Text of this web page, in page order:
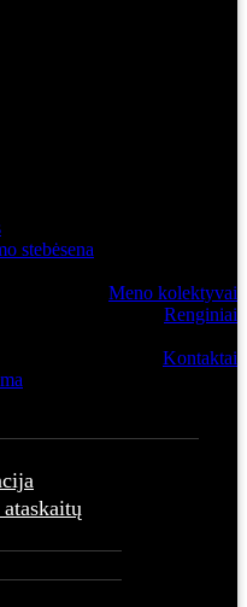
stebėsena
Meno kolektyvai
Renginiai
Kontaktai